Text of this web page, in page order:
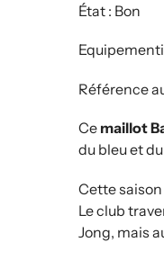
État : Bon
Référence
Ce maillot
du bleu et
Cette saison
Le club
Jong, mais